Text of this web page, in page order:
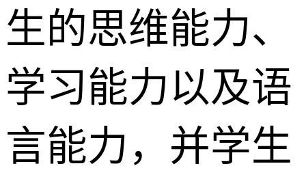
生的思维能力、
学习能力以及语
言能力，并学生